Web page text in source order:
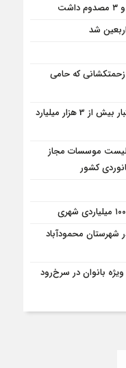
شد
زحمتکشانی که حامی
5 پروژه‌ عمرانی شهرداری سرخ‌رود با اعتبار بیش از 3 هزار میلیارد
لیست موسسات مجاز
کشور
شهرستان محمودآباد
بانوان در سرخ‌رود